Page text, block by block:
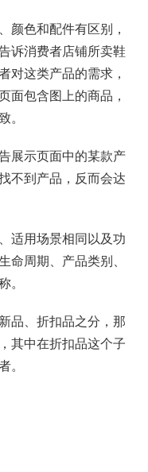
颜色和配件有区别，
诉消费者店铺所卖鞋
对这类产品的需求，
面包含图上的商品，
展示页面中的某款产
不到产品，反而会达
适用场景相同以及功
周期、产品类别、
品、折扣品之分，那
其中在折扣品这个子